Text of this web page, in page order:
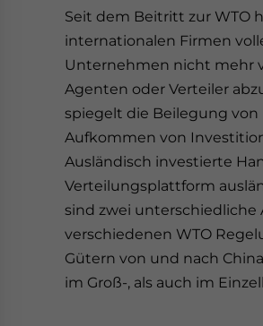
Seit dem Beitritt zur WTO
internationalen Firmen
Unternehmen nicht mehr
Agenten oder Verteiler
spiegelt die Beilegung
Aufkommen von
Ausländisch investierte
Verteilungsplattform
sind zwei
verschiedenen WTO
Gütern von und nach
im Groß-, als auch im